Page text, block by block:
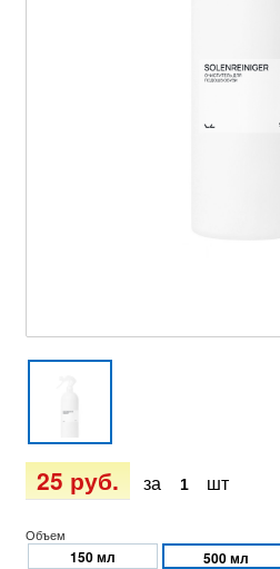
25 руб. за шт
Объем
150 мл 500 мл